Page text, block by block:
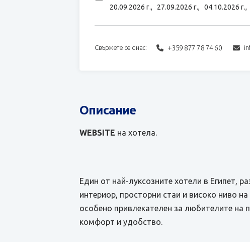
20.09.2026 г., 27.09.2026 г.,04.10.2026 г.,
Свържете се с нас: +359 877 78 74 60
Описание
WEBSITE на хотела.
Един от най-луксозните хотели в Египет,
интериор, просторни стаи и високо ниво
особено привлекателен за любителите на
комфорт и удобство.